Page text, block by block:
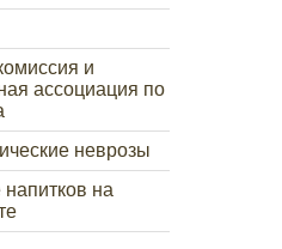
и
ассоциация по
неврозы
на